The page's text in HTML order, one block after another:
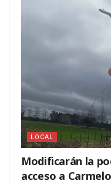
LOCAL
Modificarán la
acceso a